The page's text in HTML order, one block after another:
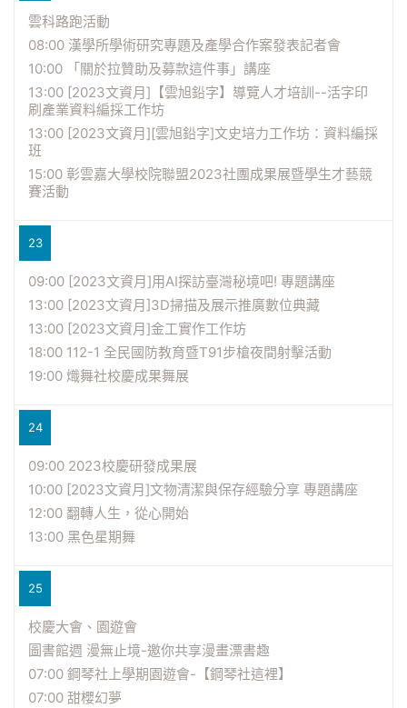
雲科路跑活動
08:00 漢學所學術研究專題及產學合作案發表記者會
10:00 「關於拉贊助及募款這件事」講座
13:00 [2023文資月]【雲旭鉛字】導覽人才培訓--活字印
刷產業資料編採工作坊
13:00 [2023文資月][雲旭鉛字]文史培力工作坊：資料編採
班
15:00 彰雲嘉大學校院聯盟2023社團成果展暨學生才藝競
賽活動
23
09:00 [2023文資月]用AI探訪臺灣秘境吧! 專題講座
13:00 [2023文資月]3D掃描及展示推廣數位典藏
13:00 [2023文資月]金工實作工作坊
18:00 112-1 全民國防教育暨T91步槍夜間射擊活動
19:00 熾舞社校慶成果舞展
24
09:00 2023校慶研發成果展
10:00 [2023文資月]文物清潔與保存經驗分享 專題講座
12:00 翻轉人生，從心開始
13:00 黑色星期舞
25
校慶大會、園遊會
圖書館週 漫無止境-邀你共享漫畫漂書趣
07:00 鋼琴社上學期園遊會-【鋼琴社這裡】
07:00 甜櫻幻夢